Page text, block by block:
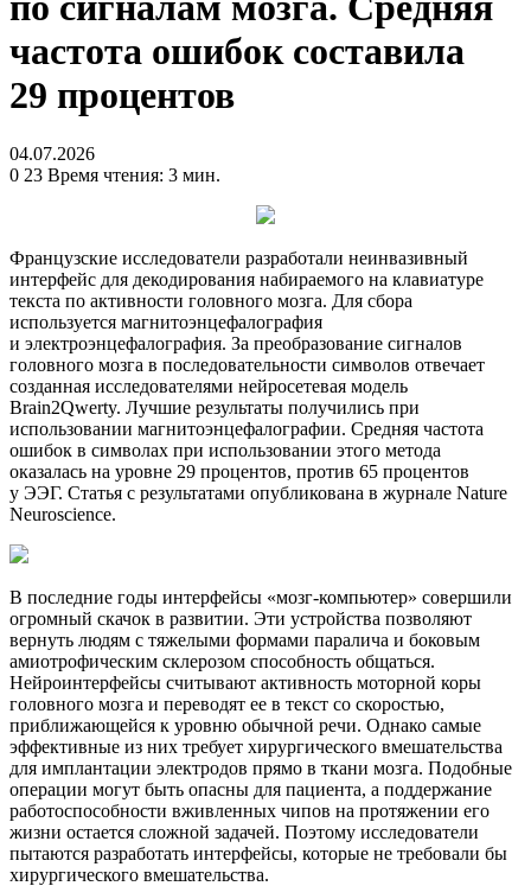
частота ошибок составила
29 процентов
04.07.2026
0 23 Время чтения: 3 мин.
Французские исследователи разработали неинвазивный
интерфейс для декодирования набираемого на клавиатуре
текста по активности головного мозга. Для сбора
используется магнитоэнцефалография
и электроэнцефалография. За преобразование сигналов
головного мозга в последовательности символов отвечает
созданная исследователями нейросетевая модель
Brain2Qwerty. Лучшие результаты получились при
использовании магнитоэнцефалографии. Средняя частота
ошибок в символах при использовании этого метода
оказалась на уровне 29 процентов, против 65 процентов
у ЭЭГ. Статья с результатами опубликована в журнале Nature
Neuroscience.
В последние годы интерфейсы «мозг-компьютер» совершили
огромный скачок в развитии. Эти устройства позволяют
вернуть людям с тяжелыми формами паралича и боковым
амиотрофическим склерозом способность общаться.
Нейроинтерфейсы считывают активность моторной коры
головного мозга и переводят ее в текст со скоростью,
приближающейся к уровню обычной речи. Однако самые
эффективные из них требует хирургического вмешательства
для имплантации электродов прямо в ткани мозга. Подобные
операции могут быть опасны для пациента, а поддержание
работоспособности вживленных чипов на протяжении его
жизни остается сложной задачей. Поэтому исследователи
пытаются разработать интерфейсы, которые не требовали бы
хирургического вмешательства.